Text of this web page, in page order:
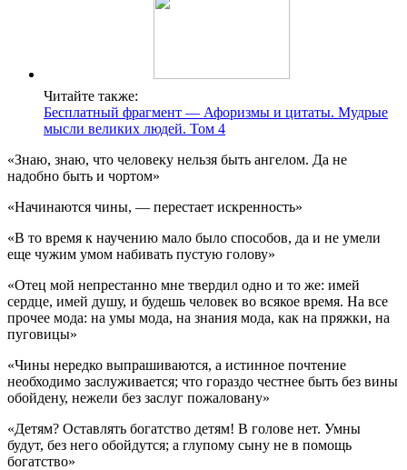
Читайте также:
Бесплатный фрагмент — Афоризмы и цитаты. Мудрые
мысли великих людей. Том 4
«Знаю, знаю, что человеку нельзя быть ангелом. Да не
надобно быть и чортом»
«Начинаются чины, — перестает искренность»
«В то время к научению мало было способов, да и не умели
еще чужим умом набивать пустую голову»
«Отец мой непрестанно мне твердил одно и то же: имей
сердце, имей душу, и будешь человек во всякое время. На все
прочее мода: на умы мода, на знания мода, как на пряжки, на
пуговицы»
«Чины нередко выпрашиваются, а истинное почтение
необходимо заслуживается; что гораздо честнее быть без вины
обойдену, нежели без заслуг пожаловану»
«Детям? Оставлять богатство детям! В голове нет. Умны
будут, без него обойдутся; а глупому сыну не в помощь
богатство»